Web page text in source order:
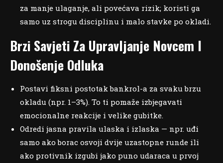
za manje ulaganje, ali povećava rizik; koristi ga
samo uz strogu disciplinu i malo stavke po okladi.
Brzi Savjeti Za Upravljanje Novcem I
Donošenje Odluka
Postavi fiksni postotak bankrol-a za svaku brzu
okladu (npr. 1–3%). To ti pomaže izbjegavati
emocionalne reakcije i velike gubitke.
Odredi jasna pravila ulaska i izlaska — npr. uđi
samo ako borac osvoji dvije uzastopne runde ili
ako protivnik izgubi jako puno udaraca u prvoj